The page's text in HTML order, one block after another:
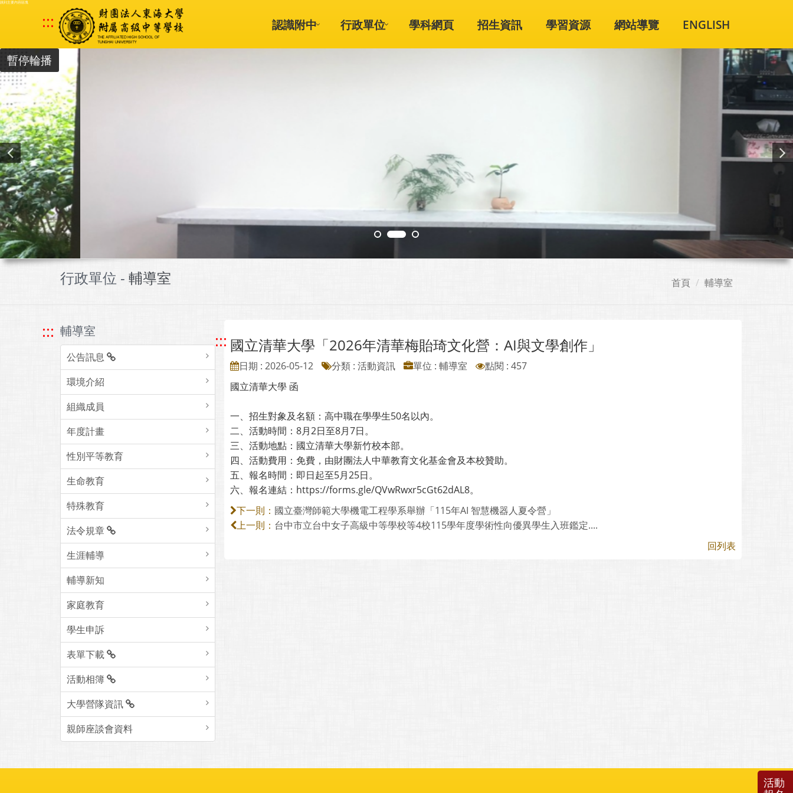
跳到主要內容區塊
::: 認識附中 行政單位 學科網頁 招生資訊 學習資源 網站導覽 ENGLISH
暫停輪播
行政單位 - 輔導室 首頁 輔導室
::: 輔導室
公告訊息
環境介紹
組織成員
年度計畫
性別平等教育
生命教育
特殊教育
法令規章
生涯輔導
輔導新知
家庭教育
學生申訴
表單下載
活動相簿
大學營隊資訊
親師座談會資料
::: 國立清華大學「2026年清華梅貽琦文化營：AI與文學創作」
日期 : 2026-05-12 分類 : 活動資訊 單位 : 輔導室
點閱 : 457
國立清華大學 函
一、招生對象及名額：高中職在學學生50名以內。
二、活動時間：8月2日至8月7日。
三、活動地點：國立清華大學新竹校本部。
四、活動費用：免費，由財團法人中華教育文化基金會及本校贊助。
五、報名時間：即日起至5月25日。
六、報名連結：https://forms.gle/QVwRwxr5cGt62dAL8。
下一則： 國立臺灣師範大學機電工程學系舉辦「115年AI 智慧機器人夏令營」
上一則： 台中市立台中女子高級中等學校等4校115學年度學術性向優異學生入班鑑定....
回列表
活動